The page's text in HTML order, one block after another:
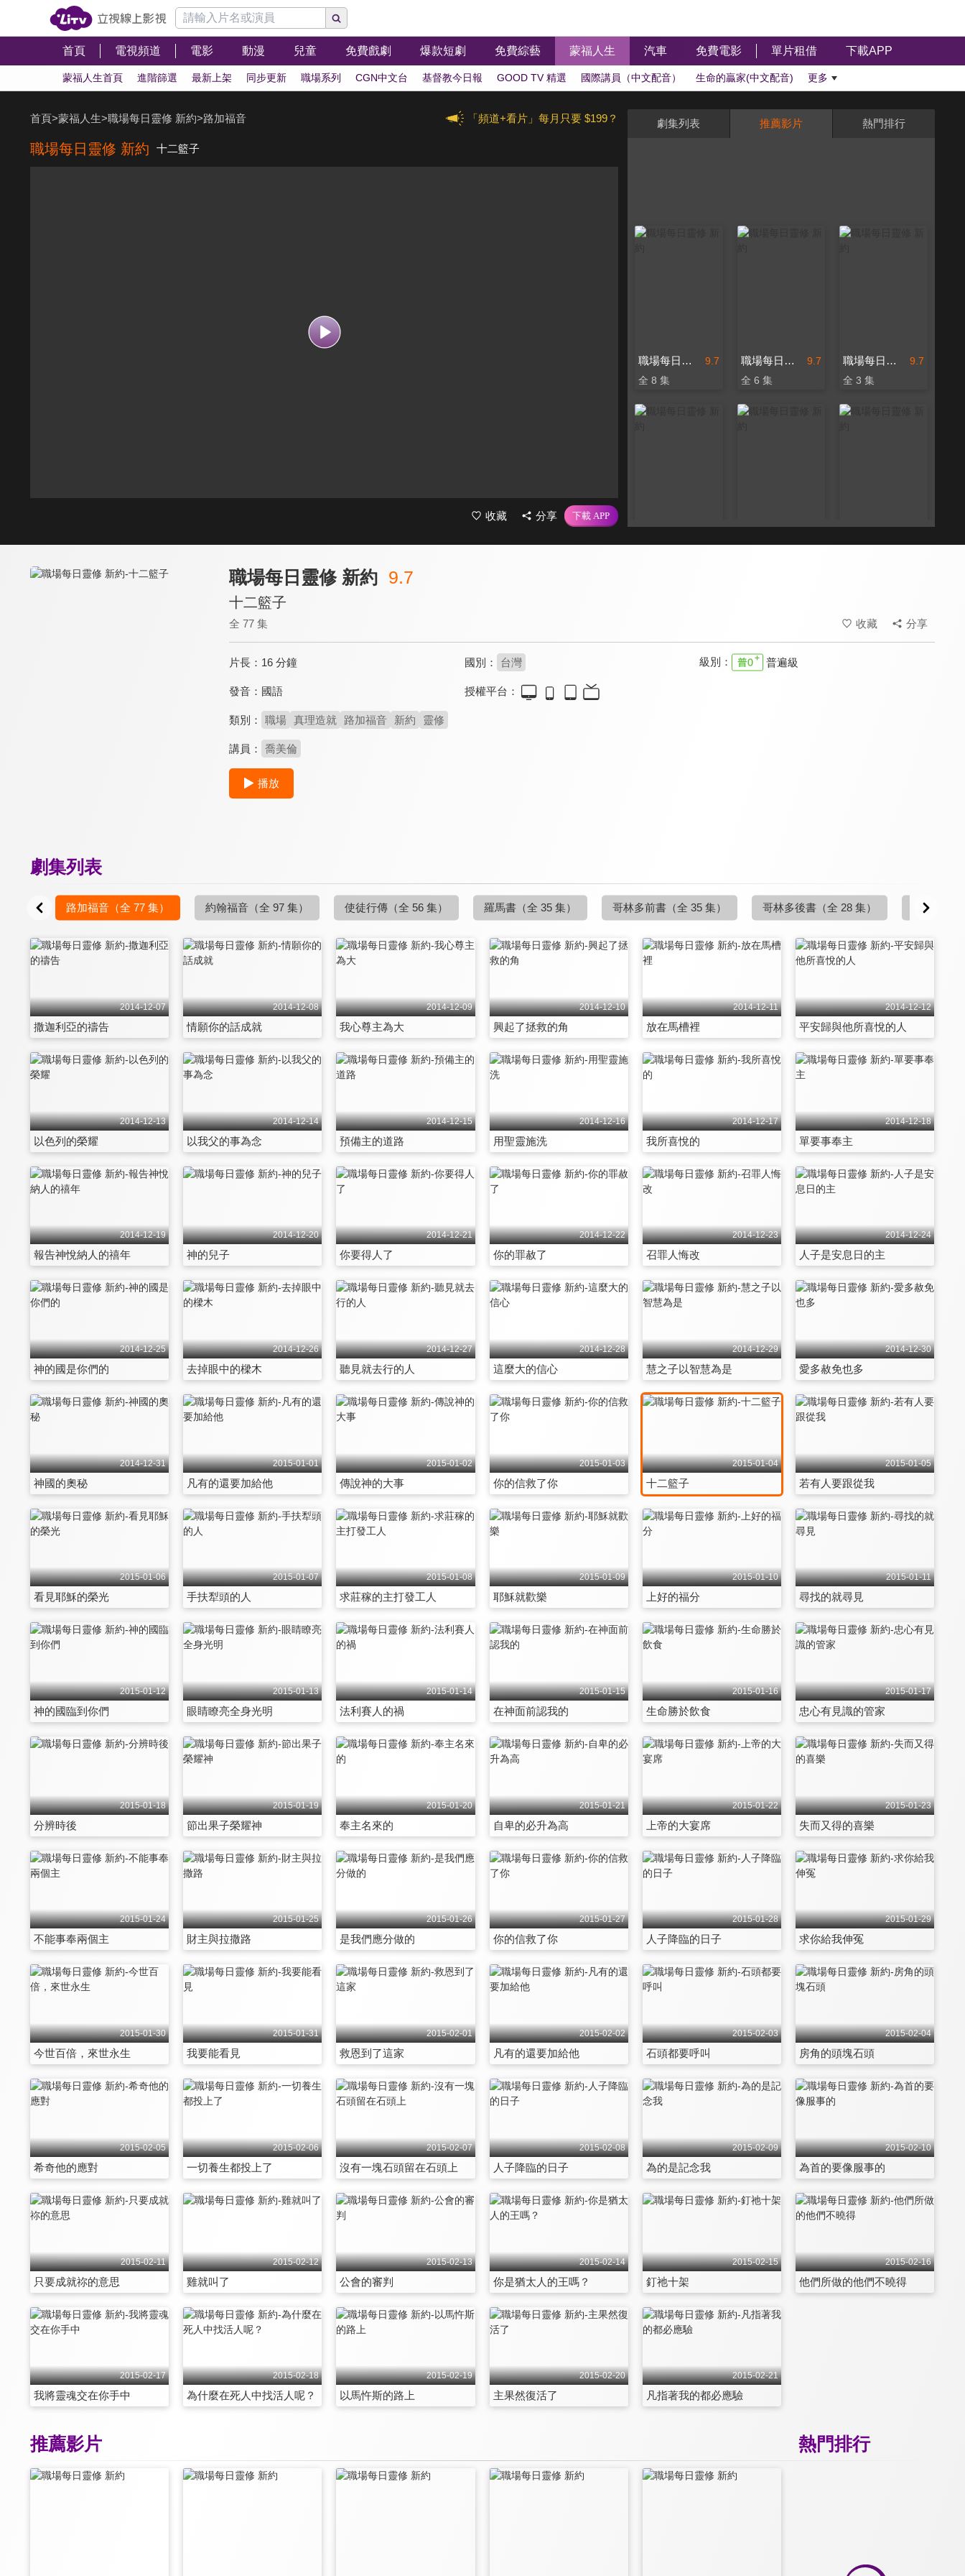
首頁 電視頻道 電影 動漫 兒童 免費戲劇 爆款短劇 免費綜藝 蒙福人生 汽車 免費電影 單片租借 下載APP
蒙福人生首頁 進階篩選 最新上架 同步更新 職場系列 CGN中文台 基督教今日報 GOOD TV 精選 國際講員（中文配音） 生命的贏家(中文配音) 更多
「頻道+看片」每月只要 $199？
首頁>蒙福人生>職場每日靈修 新約>路加福音
職場每日靈修 新約 十二籃子
收藏 分享
劇集列表 推薦影片 熱門排行
9.7
職場每日靈修 新約
全 8 集
9.7
職場每日靈修 新約
全 6 集
9.7
職場每日靈修 新約
全 3 集
9.7
職場每日靈修 新約
全 1 集
9.7
職場每日靈修 新約
全 1 集
9.7
職場每日靈修 新約
全 1 集
職場每日靈修 新約 9.7
十二籃子
全 77 集 收藏 分享
片長： 16 分鐘 國別： 台灣 級別： 普遍級
發音： 國語 授權平台：
類別： 職場 真理造就 路加福音 新約 靈修
講員： 喬美倫
播放
劇集列表
路加福音 （全 77 集） 約翰福音 （全 97 集） 使徒行傳 （全 56 集） 羅馬書 （全 35 集） 哥林多前書 （全 35 集） 哥林多後書 （全 28 集） 加拉太書
2014-12-07
撒迦利亞的禱告
2014-12-08
情願你的話成就
2014-12-09
我心尊主為大
2014-12-10
興起了拯救的角
2014-12-11
放在馬槽裡
2014-12-12
平安歸與他所喜悅的人
2014-12-13
以色列的榮耀
2014-12-14
以我父的事為念
2014-12-15
預備主的道路
2014-12-16
用聖靈施洗
2014-12-17
我所喜悅的
2014-12-18
單要事奉主
2014-12-19
報告神悅納人的禧年
2014-12-20
神的兒子
2014-12-21
你要得人了
2014-12-22
你的罪赦了
2014-12-23
召罪人悔改
2014-12-24
人子是安息日的主
2014-12-25
神的國是你們的
2014-12-26
去掉眼中的樑木
2014-12-27
聽見就去行的人
2014-12-28
這麼大的信心
2014-12-29
慧之子以智慧為是
2014-12-30
愛多赦免也多
2014-12-31
神國的奧秘
2015-01-01
凡有的還要加給他
2015-01-02
傳說神的大事
2015-01-03
你的信救了你
2015-01-04
十二籃子
2015-01-05
若有人要跟從我
2015-01-06
看見耶穌的榮光
2015-01-07
手扶犁頭的人
2015-01-08
求莊稼的主打發工人
2015-01-09
耶穌就歡樂
2015-01-10
上好的福分
2015-01-11
尋找的就尋見
2015-01-12
神的國臨到你們
2015-01-13
眼睛瞭亮全身光明
2015-01-14
法利賽人的禍
2015-01-15
在神面前認我的
2015-01-16
生命勝於飲食
2015-01-17
忠心有見識的管家
2015-01-18
分辨時後
2015-01-19
節出果子榮耀神
2015-01-20
奉主名來的
2015-01-21
自卑的必升為高
2015-01-22
上帝的大宴席
2015-01-23
失而又得的喜樂
2015-01-24
不能事奉兩個主
2015-01-25
財主與拉撒路
2015-01-26
是我們應分做的
2015-01-27
你的信救了你
2015-01-28
人子降臨的日子
2015-01-29
求你給我伸冤
2015-01-30
今世百倍，來世永生
2015-01-31
我要能看見
2015-02-01
救恩到了這家
2015-02-02
凡有的還要加給他
2015-02-03
石頭都要呼叫
2015-02-04
房角的頭塊石頭
2015-02-05
希奇他的應對
2015-02-06
一切養生都投上了
2015-02-07
沒有一塊石頭留在石頭上
2015-02-08
人子降臨的日子
2015-02-09
為的是記念我
2015-02-10
為首的要像服事的
2015-02-11
只要成就祢的意思
2015-02-12
雞就叫了
2015-02-13
公會的審判
2015-02-14
你是猶太人的王嗎？
2015-02-15
釘祂十架
2015-02-16
他們所做的他們不曉得
2015-02-17
我將靈魂交在你手中
2015-02-18
為什麼在死人中找活人呢？
2015-02-19
以馬忤斯的路上
2015-02-20
主果然復活了
2015-02-21
凡指著我的都必應驗
熱門排行
推薦影片